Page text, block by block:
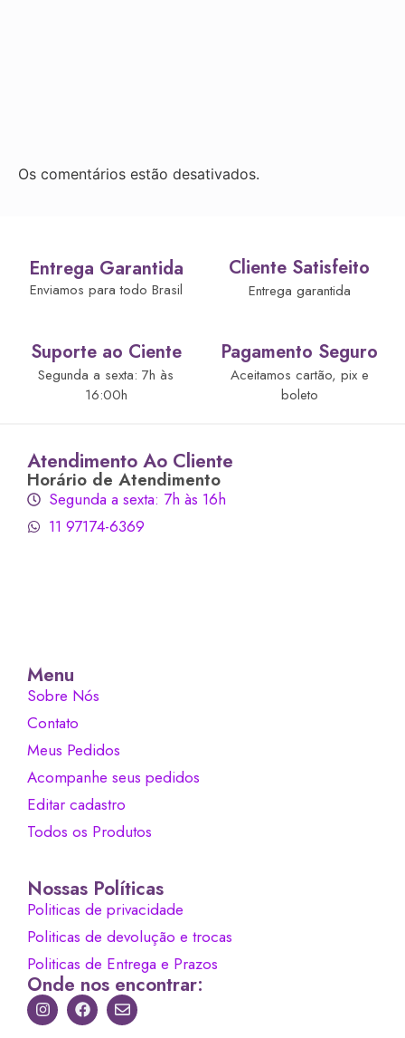
Os comentários estão desativados.
Entrega Garantida
Enviamos para todo Brasil
Cliente Satisfeito
Entrega garantida
Suporte ao Ciente
Segunda a sexta: 7h às
16:00h
Pagamento Seguro
Aceitamos cartão, pix e
boleto
Atendimento Ao Cliente
Horário de Atendimento
Segunda a sexta: 7h às 16h
11 97174-6369
Menu
Sobre Nós
Contato
Meus Pedidos
Acompanhe seus pedidos
Editar cadastro
Todos os Produtos
Nossas Políticas
Politicas de privacidade
Politicas de devolução e trocas
Politicas de Entrega e Prazos
Onde nos encontrar: